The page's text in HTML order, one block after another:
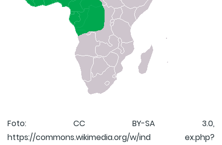
Foto: CC BY-SA 3.0,
https://commons.wikimedia.org/w/ind ex.php?